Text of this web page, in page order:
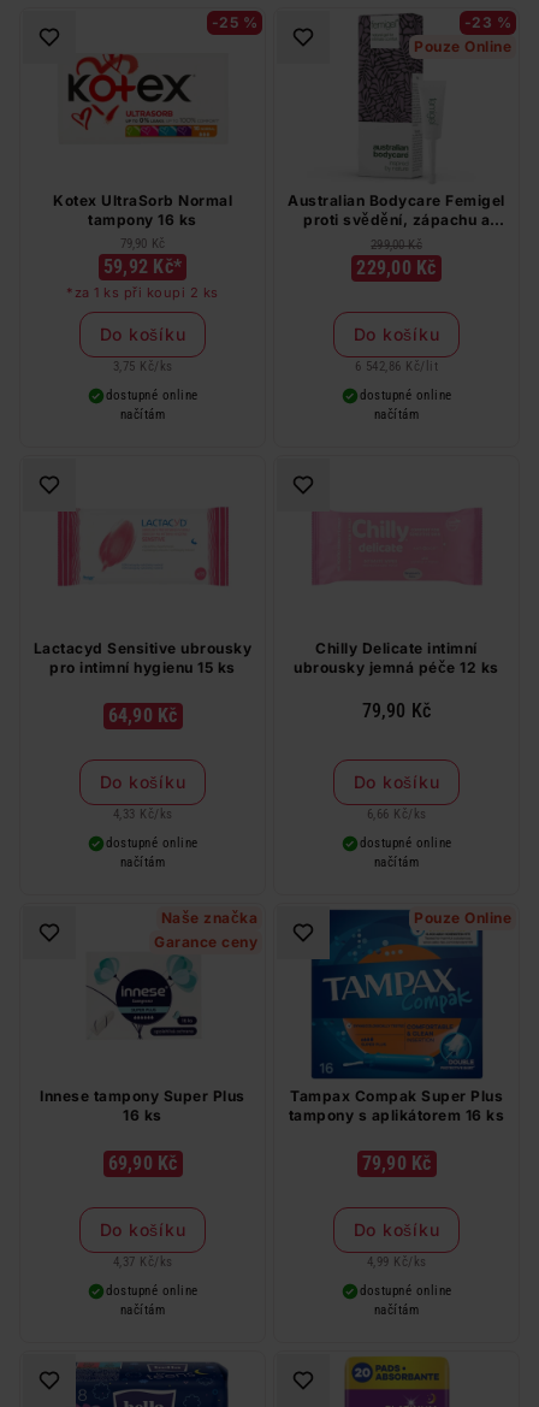
-25 %
Kotex UltraSorb Normal
tampony 16 ks
79,90 Kč
59,92 Kč*
*za 1 ks při koupi 2 ks
Do košíku
3,75 Kč/ ks
dostupné online
načítám
-23 %
Pouze Online
Australian Bodycare Femigel
proti svědění, zápachu a
vaginální suchosti 5 x 7 ml
299,00 Kč
229,00 Kč
Do košíku
6 542,86 Kč/ lit
dostupné online
načítám
Lactacyd Sensitive ubrousky
pro intimní hygienu 15 ks
64,90 Kč
Do košíku
4,33 Kč/ ks
dostupné online
načítám
Chilly Delicate intimní
ubrousky jemná péče 12 ks
79,90 Kč
Do košíku
6,66 Kč/ ks
dostupné online
načítám
Naše značka
Garance ceny
Innese tampony Super Plus
16 ks
69,90 Kč
Do košíku
4,37 Kč/ ks
dostupné online
načítám
Pouze Online
Tampax Compak Super Plus
tampony s aplikátorem 16 ks
79,90 Kč
Do košíku
4,99 Kč/ ks
dostupné online
načítám